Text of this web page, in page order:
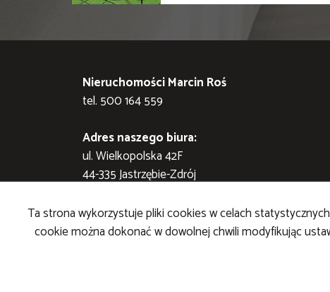
Nieruchomości Marcin Roś
tel. 500 164 559
Adres naszego biura:
ul. Wielkopolska 42F
44-335 Jastrzębie-Zdrój
STRONA GŁÓWNA KONTAKT KUP SPRZEDAJ
Ta strona wykorzystuje pliki cookies w celach
cookie można dokonać w dowolnej chwili modyfikując